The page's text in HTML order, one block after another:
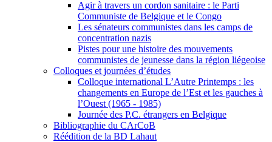
Agir à travers un cordon sanitaire : le Parti
Communiste de Belgique et le Congo
Les sénateurs communistes dans les camps de
concentration nazis
Pistes pour une histoire des mouvements
communistes de jeunesse dans la région liégeoise
Colloques et journées d’études
Colloque international L’Autre Printemps : les
changements en Europe de l’Est et les gauches à
l’Ouest (1965 - 1985)
Journée des P.C. étrangers en Belgique
Bibliographie du CArCoB
Réédition de la BD Lahaut